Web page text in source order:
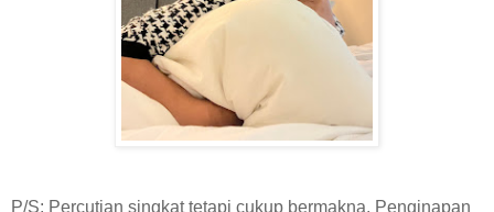
P/S: Percutian singkat tetapi cukup bermakna. Penginapan